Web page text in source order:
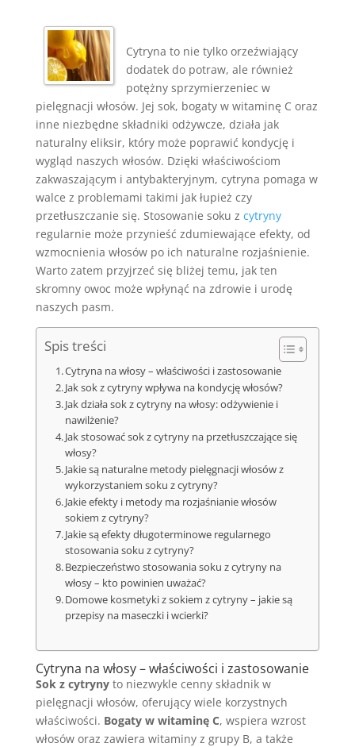
Cytryna to nie tylko orzeźwiający
dodatek do potraw, ale również
potężny sprzymierzeniec w
pielęgnacji włosów. Jej sok, bogaty w witaminę C oraz
inne niezbędne składniki odżywcze, działa jak
naturalny eliksir, który może poprawić kondycję i
wygląd naszych włosów. Dzięki właściwościom
zakwaszającym i antybakteryjnym, cytryna pomaga w
walce z problemami takimi jak łupież czy
przetłuszczanie się. Stosowanie soku z cytryny
regularnie może przynieść zdumiewające efekty, od
wzmocnienia włosów po ich naturalne rozjaśnienie.
Warto zatem przyjrzeć się bliżej temu, jak ten
skromny owoc może wpłynąć na zdrowie i urodę
naszych pasm.
Spis treści
Cytryna na włosy – właściwości i zastosowanie
Jak sok z cytryny wpływa na kondycję włosów?
Jak działa sok z cytryny na włosy: odżywienie i
nawilżenie?
Jak stosować sok z cytryny na przetłuszczające się
włosy?
Jakie są naturalne metody pielęgnacji włosów z
wykorzystaniem soku z cytryny?
Jakie efekty i metody ma rozjaśnianie włosów
sokiem z cytryny?
Jakie są efekty długoterminowe regularnego
stosowania soku z cytryny?
Bezpieczeństwo stosowania soku z cytryny na
włosy – kto powinien uważać?
Domowe kosmetyki z sokiem z cytryny – jakie są
przepisy na maseczki i wcierki?
Cytryna na włosy – właściwości i zastosowanie
Sok z cytrynyto niezwykle cenny składnik w
pielęgnacji włosów, oferujący wiele korzystnych
właściwości. Bogaty w witaminę C, wspiera wzrost
włosów oraz zawiera witaminy z grupy B, a także